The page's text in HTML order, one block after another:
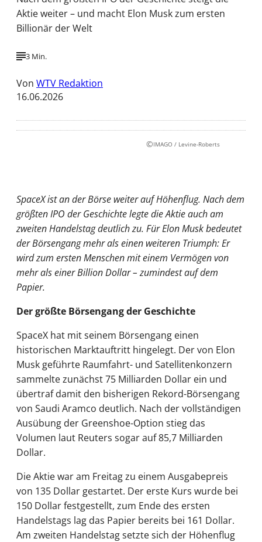
Aktie weiter – und macht Elon Musk zum ersten
Billionär der Welt
3 Min.
Von WTV Redaktion
16.06.2026
©IMAGO / Levine-Roberts
SpaceX ist an der Börse weiter auf Höhenflug. Nach dem
größten IPO der Geschichte legte die Aktie auch am
zweiten Handelstag deutlich zu. Für Elon Musk bedeutet
der Börsengang mehr als einen weiteren Triumph: Er
wird zum ersten Menschen mit einem Vermögen von
mehr als einer Billion Dollar – zumindest auf dem
Papier.
Der größte Börsengang der Geschichte
SpaceX hat mit seinem Börsengang einen
historischen Marktauftritt hingelegt. Der von Elon
Musk geführte Raumfahrt- und Satellitenkonzern
sammelte zunächst 75 Milliarden Dollar ein und
übertraf damit den bisherigen Rekord-Börsengang
von Saudi Aramco deutlich. Nach der vollständigen
Ausübung der Greenshoe-Option stieg das
Volumen laut Reuters sogar auf 85,7 Milliarden
Dollar.
Die Aktie war am Freitag zu einem Ausgabepreis
von 135 Dollar gestartet. Der erste Kurs wurde bei
150 Dollar festgestellt, zum Ende des ersten
Handelstags lag das Papier bereits bei 161 Dollar.
Am zweiten Handelstag setzte sich der Höhenflug